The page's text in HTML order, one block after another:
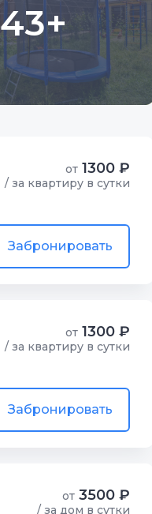
43+
от 1300 ₽
/ за квартиру в сутки
Забронировать
от 1300 ₽
/ за квартиру в сутки
Забронировать
от 3500 ₽
/ за дом в сутки